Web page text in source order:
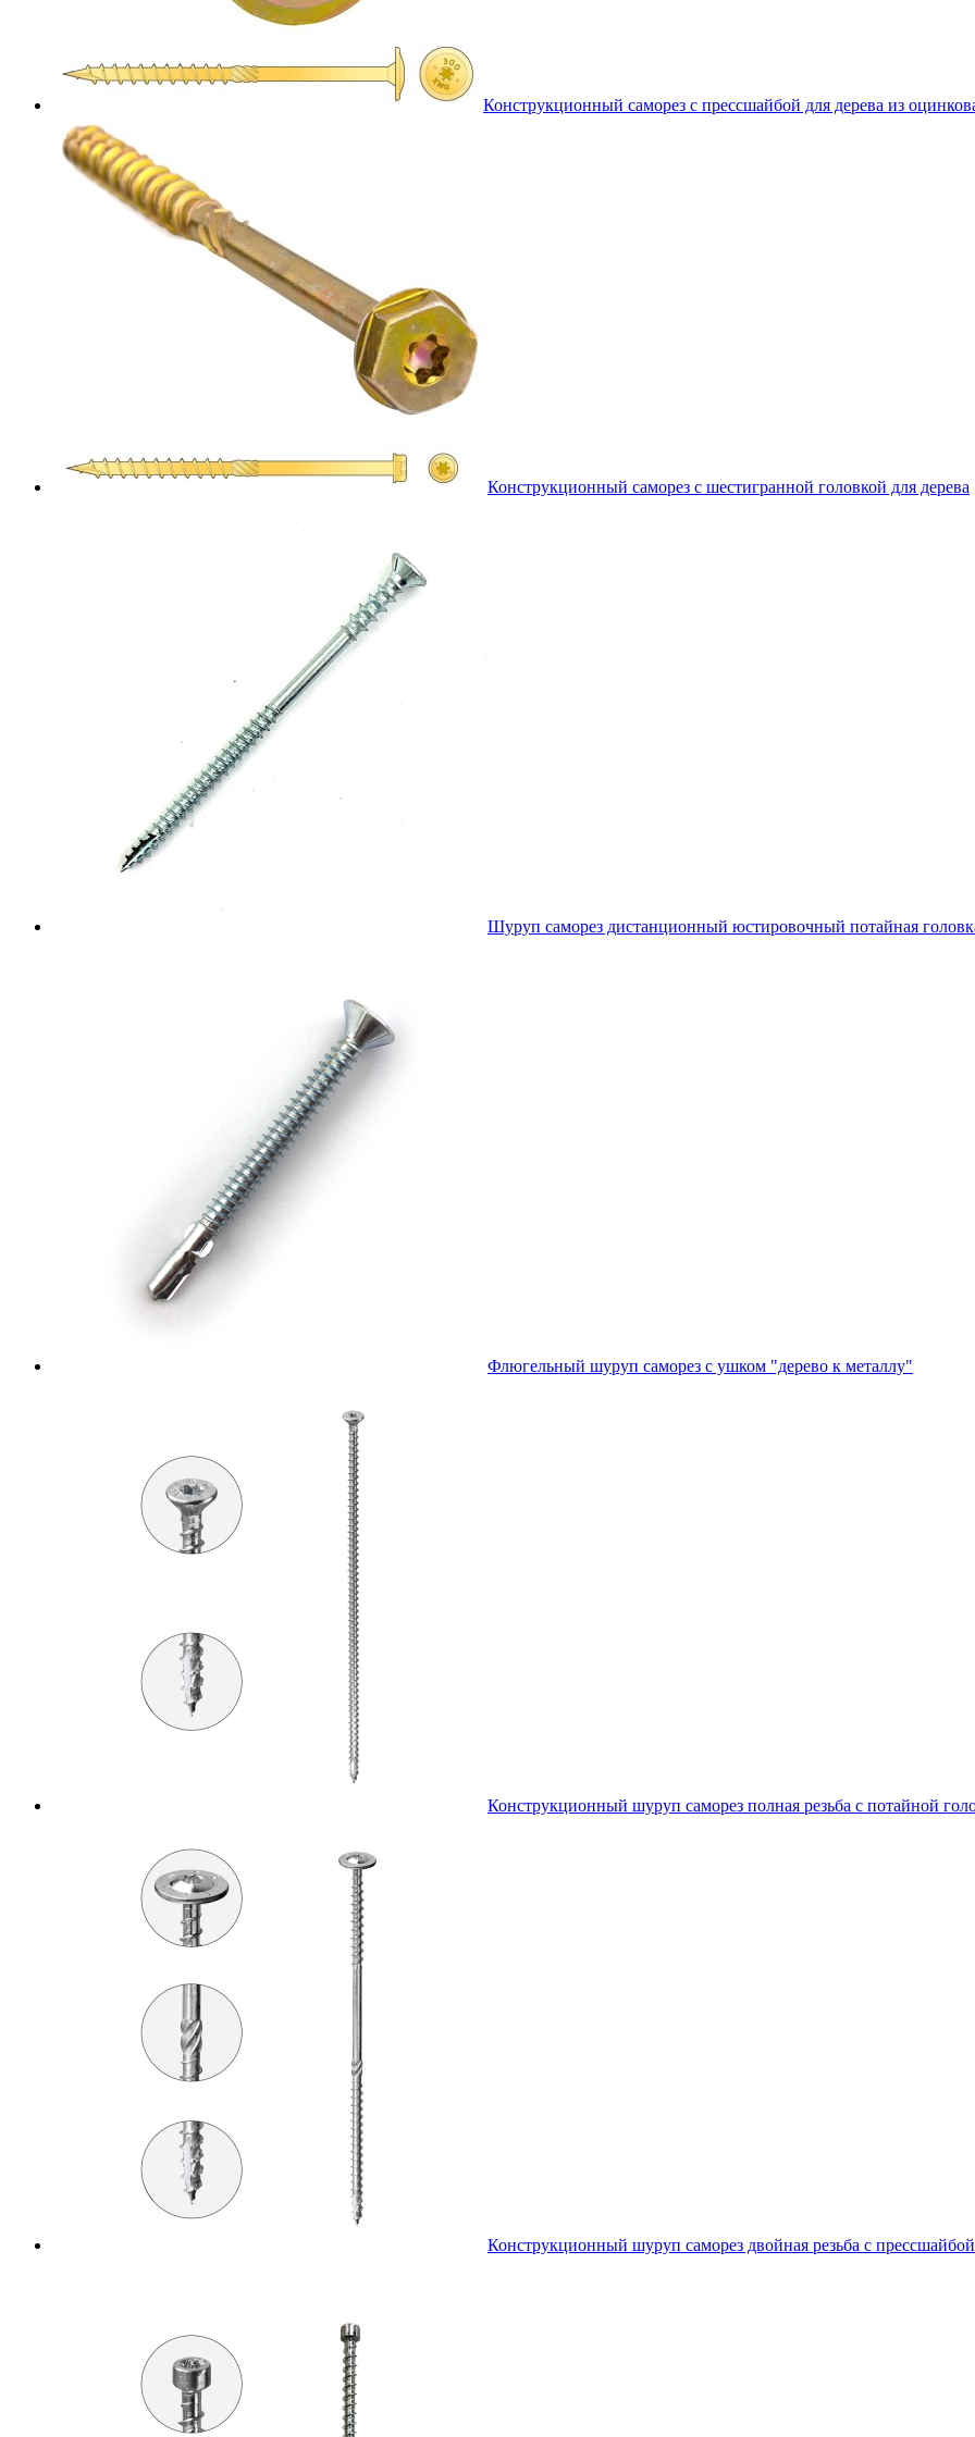
Конструкционный саморез с прессшайбой для дерева из
Конструкционный саморез с шестигранной головкой для дерева
Шуруп саморез дистанционный юстировочный потайная
Флюгельный шуруп саморез с ушком "дерево к металлу"
Конструкционный шуруп саморез полная резьба с потайной
Конструкционный шуруп саморез двойная резьба с прессшайбой